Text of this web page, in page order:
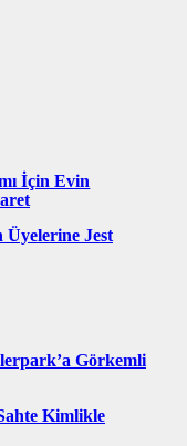
İçin Evin
Üyelerine Jest
Görkemli
Kimlikle